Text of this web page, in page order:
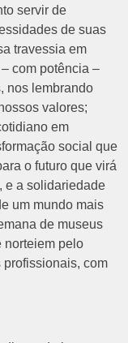
servir de
de suas
travessia em
com potência –
nos lembrando
valores;
em
social que
o futuro que virá
e a solidariedade
um mundo mais
de museus
norteiem pelo
com